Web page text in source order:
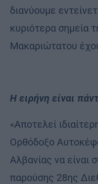
διανύουμε
κυριότερα σημεία
Μακαριώτατου
Η ειρήνη είναι
«Αποτελεί
Ορθόδοξο
Αλβανίας να είναι
παρούσης 28ης